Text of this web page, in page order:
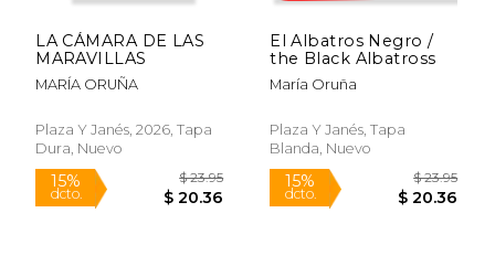
LA CÁMARA DE LAS
MARAVILLAS
MARÍA ORUÑA
Plaza Y Janés, 2026, Tapa
Dura, Nuevo
El Albatros Negro /
the Black Albatross
María Oruña
Plaza Y Janés, Tapa
Blanda, Nuevo